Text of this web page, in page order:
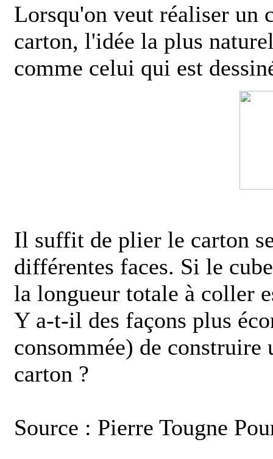
Lorsqu'on veut réaliser un
carton, l'idée la plus
comme celui qui est
Il suffit de plier le carton
différentes faces. Si le
la longueur totale à coller
Y a-t-il des façons plus
consommée) de
carton ?
Source : Pierre Tougne